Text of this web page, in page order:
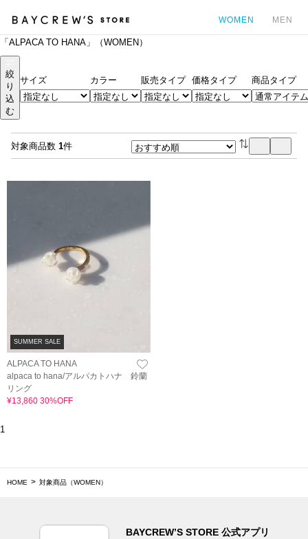
WOMEN MEN
「ALPACA TO HANA」（WOMEN）
絞
り
込
む
サイズ カラー 販売タイプ 価格タイプ 商品タイプ
対象商品数 1件
SUMMER SALE
ALPACA TO HANA
alpaca to hana/アルパカトハナ 鈴蘭
リング
¥13,860 30%OFF
1
HOME 対象商品（WOMEN）
BAYCREW’S STORE 公式アプリ